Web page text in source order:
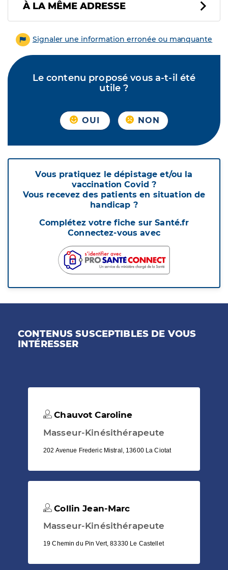
À LA MÊME ADRESSE
Signaler une information erronée ou manquante
Le contenu proposé vous a-t-il été
utile ?
OUI NON
Vous pratiquez le dépistage et/ou la
vaccination Covid ?
Vous recevez des patients en situation de
handicap ?
Complétez votre fiche sur Santé.fr
Connectez-vous avec
CONTENUS SUSCEPTIBLES DE VOUS
INTÉRESSER
Chauvot Caroline
Masseur-Kinésithérapeute
202 Avenue Frederic Mistral, 13600 La Ciotat
Collin Jean-Marc
Masseur-Kinésithérapeute
19 Chemin du Pin Vert, 83330 Le Castellet